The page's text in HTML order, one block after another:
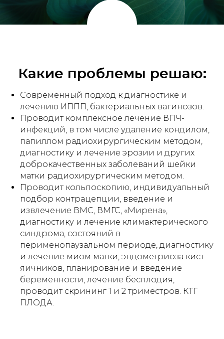
Какие проблемы решаю:
Современный подход к диагностике и
лечению ИППП, бактериальных вагинозов.
Проводит комплексное лечение ВПЧ-
инфекций, в том числе удаление кондилом,
папиллом радиохирургическим методом,
диагностику и лечение эрозии и других
доброкачественных заболеваний шейки
матки радиохирургическим методом.
Проводит кольпоскопию, индивидуальный
подбор контрацепции, введение и
извлечение ВМС, ВМГС, «Мирена»,
диагностику и лечение климактерического
синдрома, состояний в
перименопаузальном периоде, диагностику
и лечение миом матки, эндометриоза кист
яичников, планирование и введение
беременности, лечение бесплодия,
проводит скрининг 1 и 2 триместров. КТГ
ПЛОДА.